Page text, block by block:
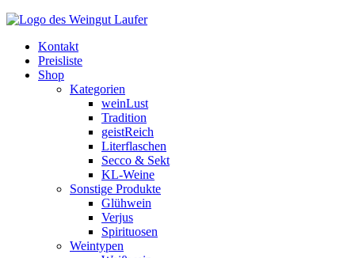
Kontakt
Preisliste
Shop
Kategorien
weinLust
Tradition
geistReich
Literflaschen
Secco & Sekt
KL-Weine
Sonstige Produkte
Glühwein
Verjus
Spirituosen
Weintypen